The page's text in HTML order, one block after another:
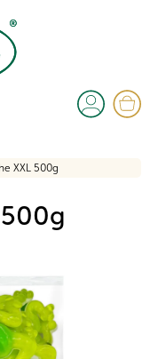
XXL 500g